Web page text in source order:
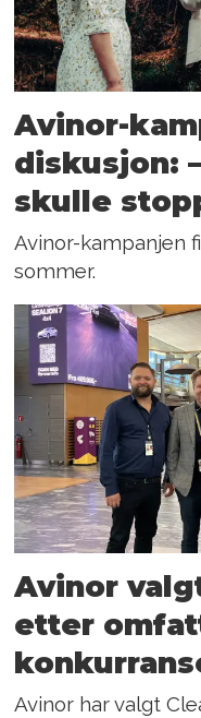
Avinor-
diskusjon:
skulle
Avinor-kampanjen
sommer.
Avinor
etter
Avinor har valgt